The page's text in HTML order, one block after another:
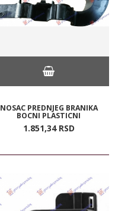
NOSAC PREDNJEG BRANIKA
BOCNI PLASTICNI
1.851,34 RSD